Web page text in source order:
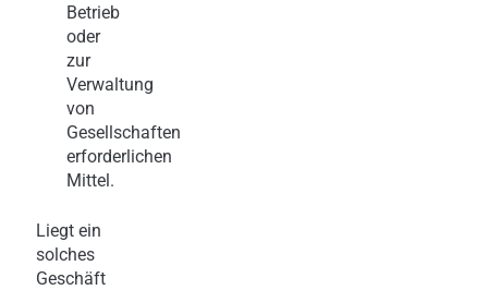
Betrieb
oder
zur
Verwaltung
von
Gesellschaften
erforderlichen
Mittel.
Liegt ein
solches
Geschäft